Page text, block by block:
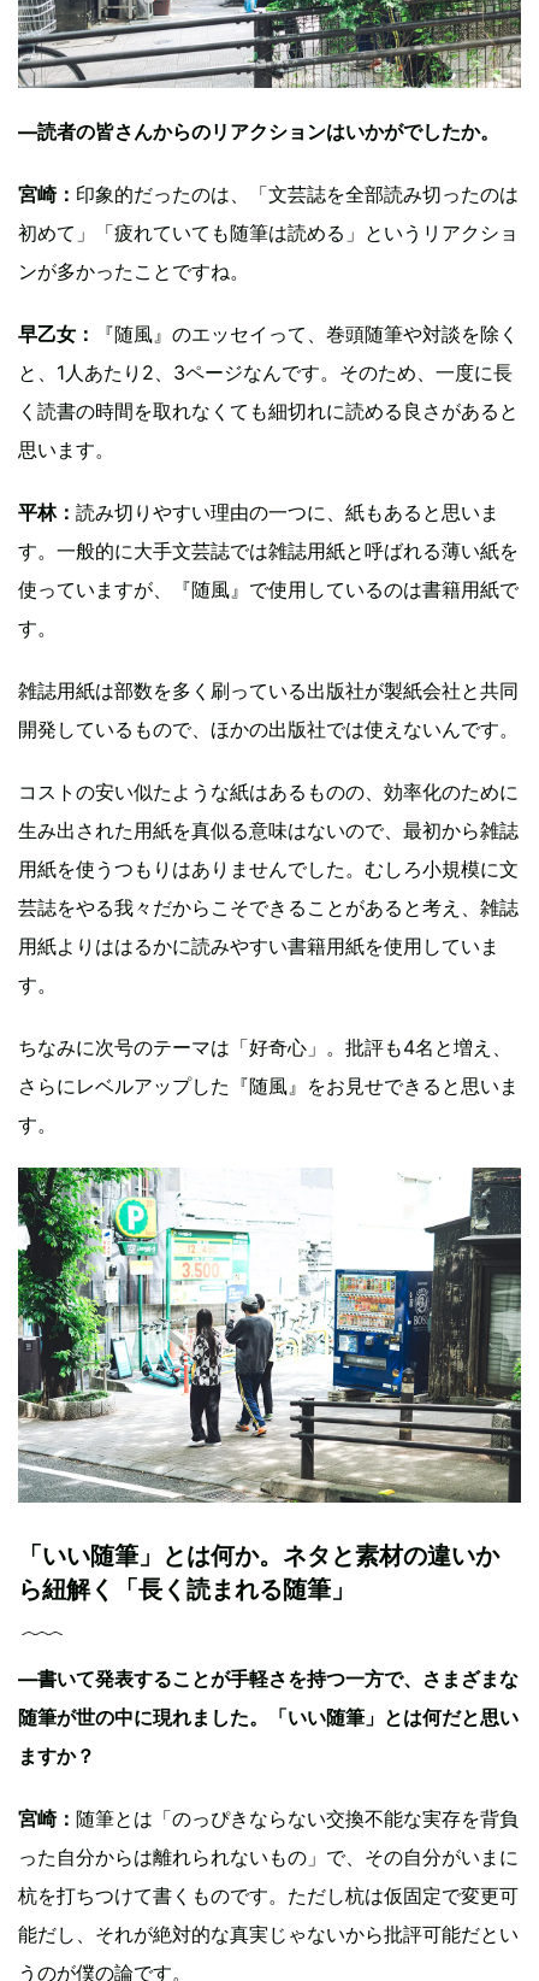
―読者の皆さんからのリアクションはいかがでしたか。
宮崎： 印象的だったのは、「文芸誌を全部読み切ったのは
初めて」「疲れていても随筆は読める」というリアクショ
ンが多かったことですね。
早乙女：
『随風』のエッセイって、巻頭随筆や対談を除く
と、1人あたり2、3ページなんです。そのため、一度に長
く読書の時間を取れなくても細切れに読める良さがあると
思います。
平林： 読み切りやすい理由の一つに、紙もあると思いま
す。一般的に大手文芸誌では雑誌用紙と呼ばれる薄い紙を
使っていますが、『随風』で使用しているのは書籍用紙で
す。
雑誌用紙は部数を多く刷っている出版社が製紙会社と共同
開発しているもので、ほかの出版社では使えないんです。
コストの安い似たような紙はあるものの、効率化のために
生み出された用紙を真似る意味はないので、最初から雑誌
用紙を使うつもりはありませんでした。むしろ小規模に文
芸誌をやる我々だからこそできることがあると考え、雑誌
用紙よりははるかに読みやすい書籍用紙を使用していま
す。
ちなみに次号のテーマは「好奇心」。批評も4名と増え、
さらにレベルアップした『随風』をお見せできると思いま
す。
「いい随筆」とは何か。ネタと素材の違いか
ら紐解く「長く読まれる随筆」
―書いて発表することが手軽さを持つ一方で、さまざまな
随筆が世の中に現れました。「いい随筆」とは何だと思い
ますか？
宮崎： 随筆とは「のっぴきならない交換不能な実存を背負
った自分からは離れられないもの」で、その自分がいまに
杭を打ちつけて書くものです。ただし杭は仮固定で変更可
能だし、それが絶対的な真実じゃないから批評可能だとい
うのが僕の論です。